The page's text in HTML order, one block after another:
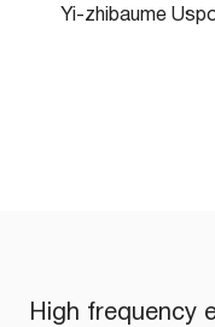
Yi-zhibaume
High frequency